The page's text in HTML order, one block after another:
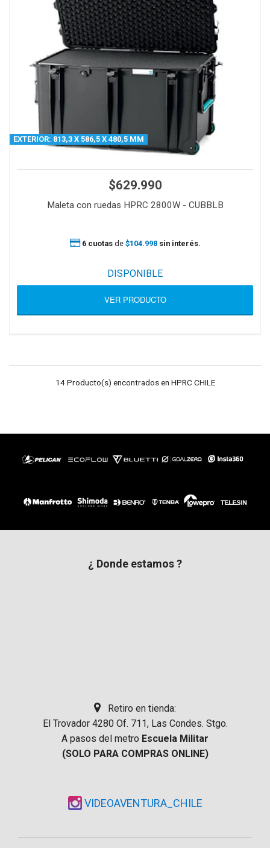
EXTERIOR: 813,3 X 586,5 X 480,5 MM
$629.990
Maleta con ruedas HPRC 2800W - CUBBLB
6 cuotasde $104.998 sin interés.
DISPONIBLE
VER PRODUCTO
14 Producto(s) encontrados en HPRC CHILE
¿ Donde estamos ?
Retiro en tienda:
El Trovador 4280 Of. 711, Las Condes. Stgo.
A pasos del metro Escuela Militar
(SOLO PARA COMPRAS ONLINE)
VIDEOAVENTURA_CHILE